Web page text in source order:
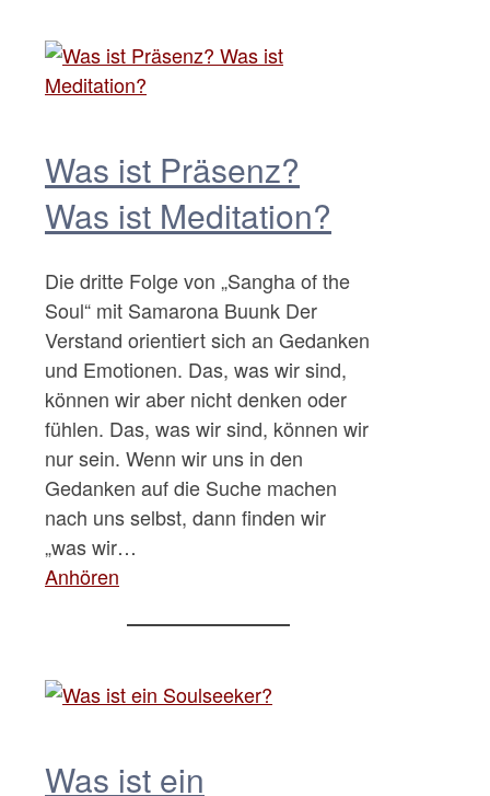
Was ist Präsenz?
Was ist Meditation?
Die dritte Folge von „Sangha of the
Soul“ mit Samarona Buunk Der
Verstand orientiert sich an Gedanken
und Emotionen. Das, was wir sind,
können wir aber nicht denken oder
fühlen. Das, was wir sind, können wir
nur sein. Wenn wir uns in den
Gedanken auf die Suche machen
nach uns selbst, dann finden wir
„was wir…
Anhören
Was ist ein